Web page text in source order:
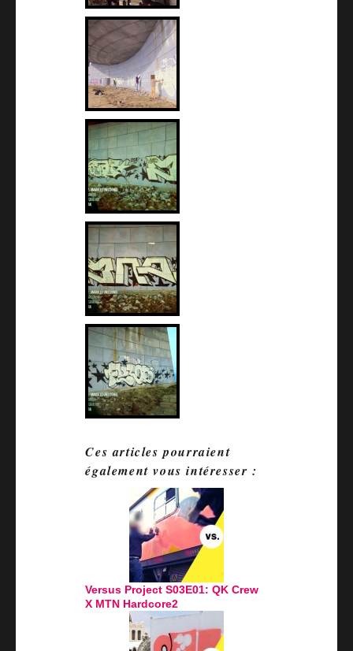
Ces articles pourraient
également vous intéresser :
Versus Project S03E01: QK Crew
X MTN Hardcore2